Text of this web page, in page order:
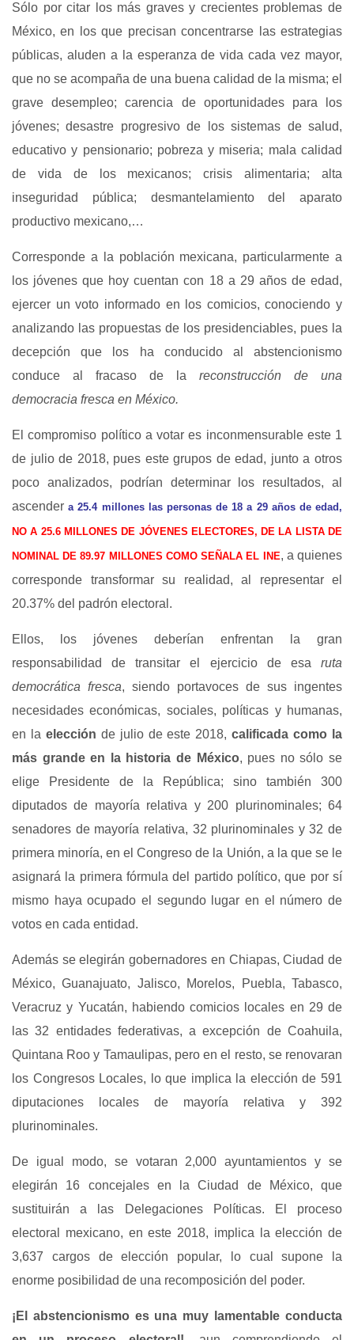
Sólo por citar los más graves y crecientes problemas de
México, en los que precisan concentrarse las estrategias
públicas, aluden a la esperanza de vida cada vez mayor,
que no se acompaña de una buena calidad de la misma; el
grave desempleo; carencia de oportunidades para los
jóvenes; desastre progresivo de los sistemas de salud,
educativo y pensionario; pobreza y miseria; mala calidad
de vida de los mexicanos; crisis alimentaria; alta
inseguridad pública; desmantelamiento del aparato
productivo mexicano,…
Corresponde a la población mexicana, particularmente a
los jóvenes que hoy cuentan con 18 a 29 años de edad,
ejercer un voto informado en los comicios, conociendo y
analizando las propuestas de los presidenciables, pues la
decepción que los ha conducido al abstencionismo
conduce al fracaso de la reconstrucción de una
democracia fresca en México.
El compromiso político a votar es inconmensurable este 1
de julio de 2018, pues este grupos de edad, junto a otros
poco analizados, podrían determinar los resultados, al
ascender a 25.4 millones las personas de 18 a 29 años de edad,
NO A 25.6 MILLONES DE JÓVENES ELECTORES, DE LA LISTA DE
NOMINAL DE 89.97 MILLONES COMO SEÑALA EL INE, a quienes
corresponde transformar su realidad, al representar el
20.37% del padrón electoral.
Ellos, los jóvenes deberían enfrentan la gran
responsabilidad de transitar el ejercicio de esa ruta
democrática fresca, siendo portavoces de sus ingentes
necesidades económicas, sociales, políticas y humanas,
en la elección de julio de este 2018,calificada como la
más grande en la historia de México, pues no sólo se
elige Presidente de la República; sino también 300
diputados de mayoría relativa y 200 plurinominales; 64
senadores de mayoría relativa, 32 plurinominales y 32 de
primera minoría, en el Congreso de la Unión, a la que se le
asignará la primera fórmula del partido político, que por sí
mismo haya ocupado el segundo lugar en el número de
votos en cada entidad.
Además se elegirán gobernadores en Chiapas, Ciudad de
México, Guanajuato, Jalisco, Morelos, Puebla, Tabasco,
Veracruz y Yucatán, habiendo comicios locales en 29 de
las 32 entidades federativas, a excepción de Coahuila,
Quintana Roo y Tamaulipas, pero en el resto, se renovaran
los Congresos Locales, lo que implica la elección de 591
diputaciones locales de mayoría relativa y 392
plurinominales.
De igual modo, se votaran 2,000 ayuntamientos y se
elegirán 16 concejales en la Ciudad de México, que
sustituirán a las Delegaciones Políticas. El proceso
electoral mexicano, en este 2018, implica la elección de
3,637 cargos de elección popular, lo cual supone la
enorme posibilidad de una recomposición del poder.
¡El abstencionismo es una muy lamentable conducta